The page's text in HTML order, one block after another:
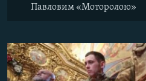
Павловим «Моторолою»